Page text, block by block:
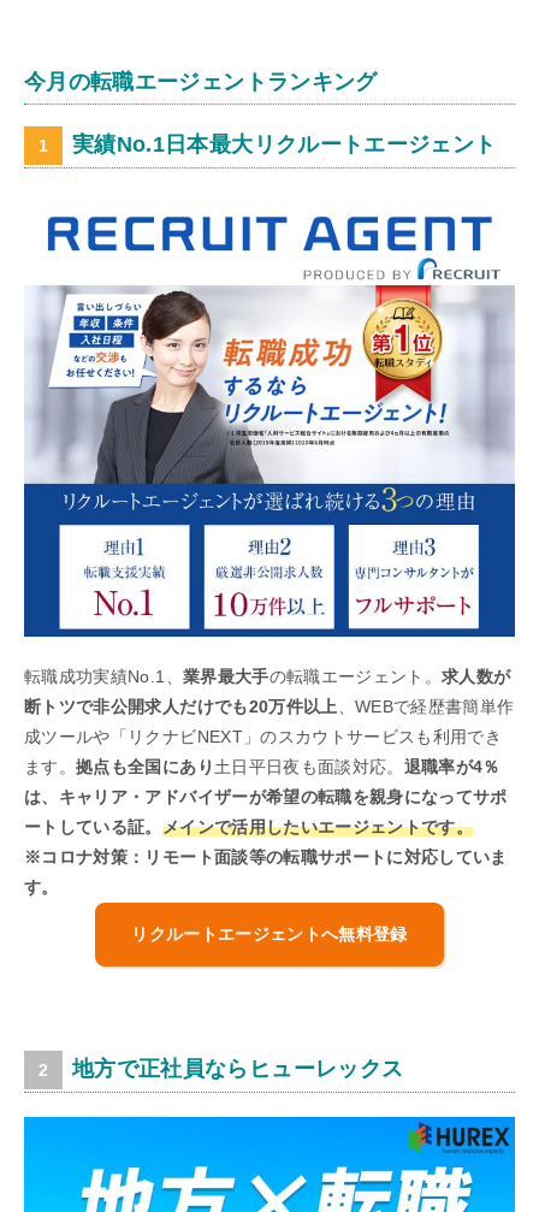
今月の転職エージェントランキング
実績No.1日本最大リクルートエージェント
転職成功実績No.1、 業界最大手の転職エージェント。求人数が
断トツで非公開求人だけでも20万件以上
、WEBで経歴書簡単作
成ツールや「リクナビNEXT」のスカウトサービスも利用でき
ます。拠点も全国にあり 土日平日夜も面談対応。 退職率が4％
は、キャリア・アドバイザーが希望の転職を親身になってサポ
ートしている証。 メインで活用したいエージェントです。
※コロナ対策：リモート面談等の転職サポートに対応していま
す。
リクルートエージェントへ無料登録
地方で正社員ならヒューレックス